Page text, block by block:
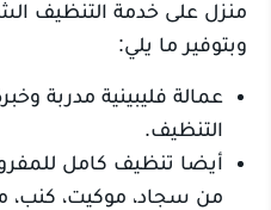
منزل على خدمة التنظيف
وبتوفير ما يلي:
عمالة فليبينية مدربة
التنظيف.
أيضا تنظيف كامل
من سجاد، موكيت، كنب،